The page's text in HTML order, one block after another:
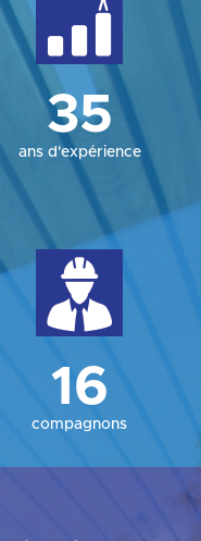
35
ans d'expérience
16
compagnons